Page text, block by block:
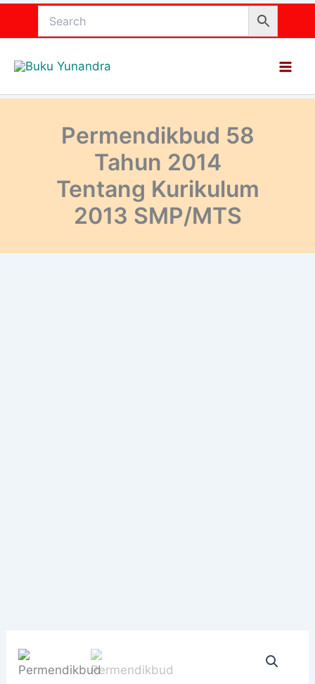
Permendikbud 58
Tahun 2014
Tentang Kurikulum
2013 SMP/MTS